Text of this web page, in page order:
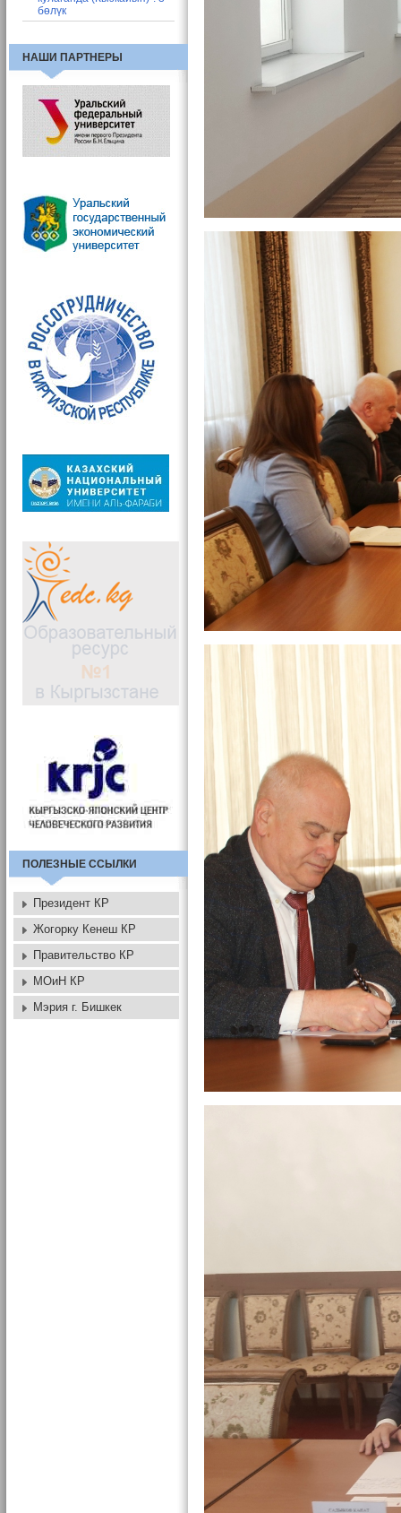
бөлүк
НАШИ ПАРТНЕРЫ
ПОЛЕЗНЫЕ ССЫЛКИ
Президент КР
Жогорку Кенеш КР
Правительство КР
МОиН КР
Мэрия г. Бишкек